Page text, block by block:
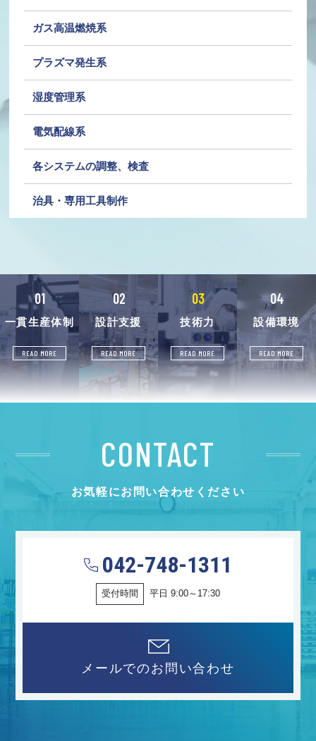
ガス高温燃焼系
プラズマ発生系
湿度管理系
電気配線系
各システムの調整、検査
治具・専用工具制作
01
一貫生産体制
READ MORE
02
設計支援
READ MORE
03
技術力
READ MORE
04
設備環境
READ MORE
CONTACT
お気軽にお問い合わせください
042-748-1311
受付時間 平日 9:00～17:30
メールでのお問い合わせ